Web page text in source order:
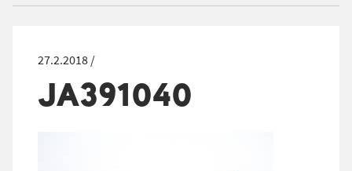
27.2.2018 /
JA391040